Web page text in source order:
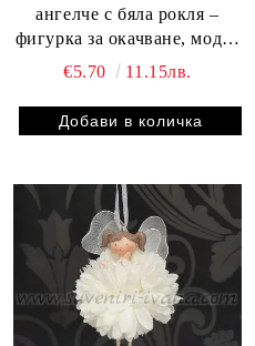
ангелче с бяла рокля –
фигурка за окачване, модел
четири
€5.70 11.15лв.